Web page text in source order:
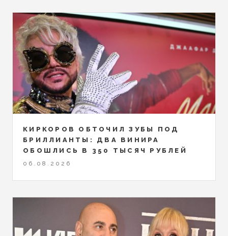
КИРКОРОВ ОБТОЧИЛ ЗУБЫ ПОД
БРИЛЛИАНТЫ: ДВА ВИНИРА
ОБОШЛИСЬ В 350 ТЫСЯЧ РУБЛЕЙ
06.08.2026